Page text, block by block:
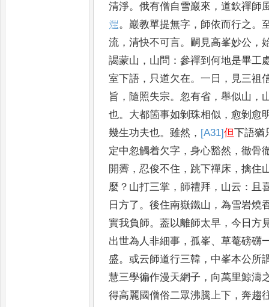
清淨。俄有僧自雪巖來 ，道欽禪師
𨓏。 巖教單提無字 ， 師依而行之。
流 ，清快不可言。 嗣見高峯妙公 ，
謁蒙山 ， 山問 ：參禪到何地是畢工
室下語 ， 只道欠在。一日 ， 見三祖
旨 ， 隨照失宗。忽有省 ，舉似山 ，
也。 大都箇事如剝珠相似 ，愈剝愈
幾生功夫也。雖然 ， [A31]但下語猶
定中忽觸着欠字 ，身心豁然 ，徹骨
開霽 ，忍俊不住 ， 跳下禪床 ，擒住
麼 ？ 山打三掌 ， 師禮拜 ， 山云 ： 且
日方了。後住南嶽鐵山 ，為雪岩燒
實我負師。葢以離師太早 ，今日方
出世為人非細事 ，孤峯、草菴磅礴
盛。或云師道行三韓 ， 中峯本公所
慧三學徧作漫天網子 ， 向萬里鯨濤
得高麗國僧俗二眾沸騰上下 ，奔趨